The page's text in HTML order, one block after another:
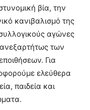
βία, την
κανιβαλισμό της
αγώνες
των
Για
ελεύθερα
παιδεία και